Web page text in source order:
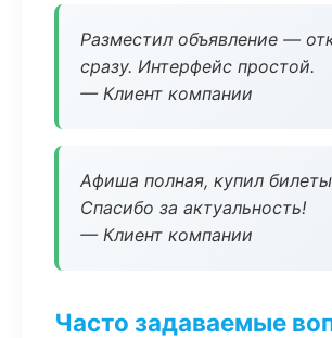
Разместил объявление —
сразу. Интерфейс простой.
— Клиент компании
Афиша полная, купил
Спасибо за актуальность!
— Клиент компании
Часто задаваемые